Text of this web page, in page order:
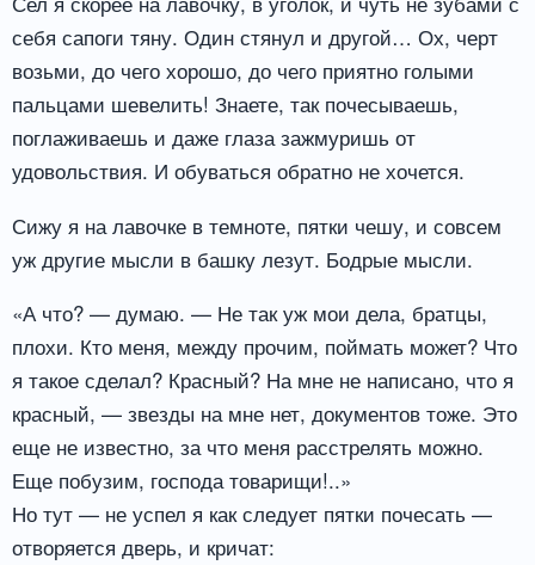
себя сапоги тяну. Один стянул и другой… Ох, черт
возьми, до чего хорошо, до чего приятно голыми
пальцами шевелить! Знаете, так почесываешь,
поглаживаешь и даже глаза зажмуришь от
удовольствия. И обуваться обратно не хочется.
Сижу я на лавочке в темноте, пятки чешу, и совсем
уж другие мысли в башку лезут. Бодрые мысли.
«А что? — думаю. — Не так уж мои дела, братцы,
плохи. Кто меня, между прочим, поймать может? Что
я такое сделал? Красный? На мне не написано, что я
красный, — звезды на мне нет, документов тоже. Это
еще не известно, за что меня расстрелять можно.
Еще побузим, господа товарищи!..»
Но тут — не успел я как следует пятки почесать —
отворяется дверь, и кричат: